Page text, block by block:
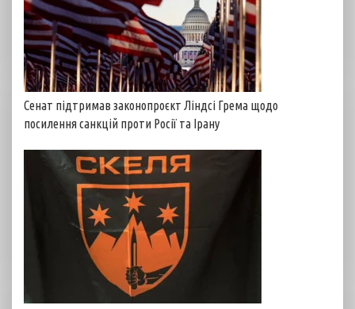
Сенат підтримав законопроєкт Ліндсі Грема щодо
посилення санкцій проти Росії та Ірану